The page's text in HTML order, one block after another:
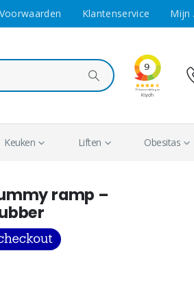
Voorwaarden Klantenservice Mijn
Keuken Liften Obesitas
ramp –